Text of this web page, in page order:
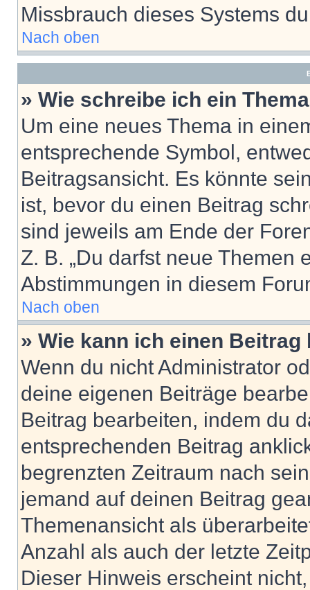
Missbrauch dieses Systems
Nach oben
» Wie schreibe ich ein
Um eine neues Thema in
entsprechende Symbol,
Beitragsansicht. Es könnte
ist, bevor du einen Beitrag
sind jeweils am Ende der
Z. B. „Du darfst neue Themen
Abstimmungen in diesem
Nach oben
» Wie kann ich einen
Wenn du nicht Administrator
deine eigenen Beiträge
Beitrag bearbeiten, indem du
entsprechenden Beitrag
begrenzten Zeitraum nach
jemand auf deinen Beitrag
Themenansicht als
Anzahl als auch der letzte
Dieser Hinweis erscheint